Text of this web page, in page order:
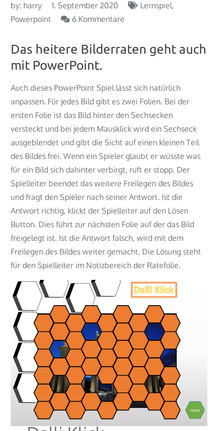
by: harry 1. September 2020
Lernspiel
Powerpoint
6 Kommentare
Klick
Das heitere Bilderraten geht auch
mit PowerPoint.
Auch dieses PowerPoint Spiel lässt sich natürlich
anpassen. Für jedes Bild gibt es zwei Folien. Bei der
ersten Folie ist das Bild hinter den Sechsecken
versteckt und bei jedem Mausklick wird ein Sechseck
ausgeblendet und gibt die Sicht auf einen kleinen Teil
des Bildes frei. Wenn ein Spieler glaubt er wüsste was
für ein Bild sich dahinter verbirgt, ruft er stopp. Der
Spielleiter beendet das weitere Freilegen des Bildes
und fragt den Spieler nach seiner Antwort. Ist die
Antwort richtig, klickt der Spielleiter auf den Lösen
Button. Dies führt zur nächsten Folie auf der das Bild
freigelegt ist. Ist die Antwort falsch, wird mit dem
Freilegen des Bildes weiter gemacht. Die Lösung steht
für den Spielleiter im Notizbereich der Ratefolie.